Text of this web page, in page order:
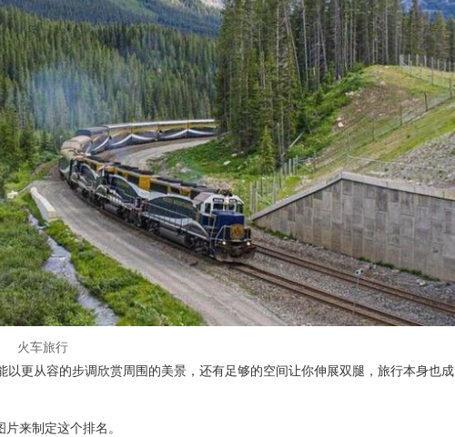
火车旅行
更从容的步调欣赏周围的美景，还有足够的空间让你伸展双腿，旅行本身也成
来制定这个排名。